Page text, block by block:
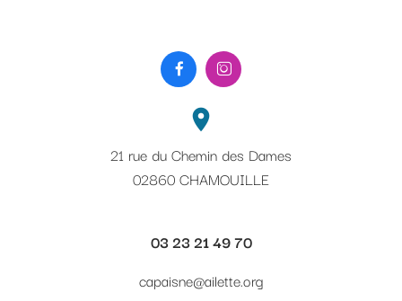
 
location_on
21 rue du Chemin des Dames
02860 CHAMOUILLE
03 23 21 49 70
capaisne@ailette.org